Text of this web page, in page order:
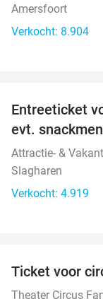
Amersfoort
Verkocht: 8.904
Entreeticket
evt.
Attractie- &
Slagharen
Verkocht: 4.919
Ticket voor
Theater Circus